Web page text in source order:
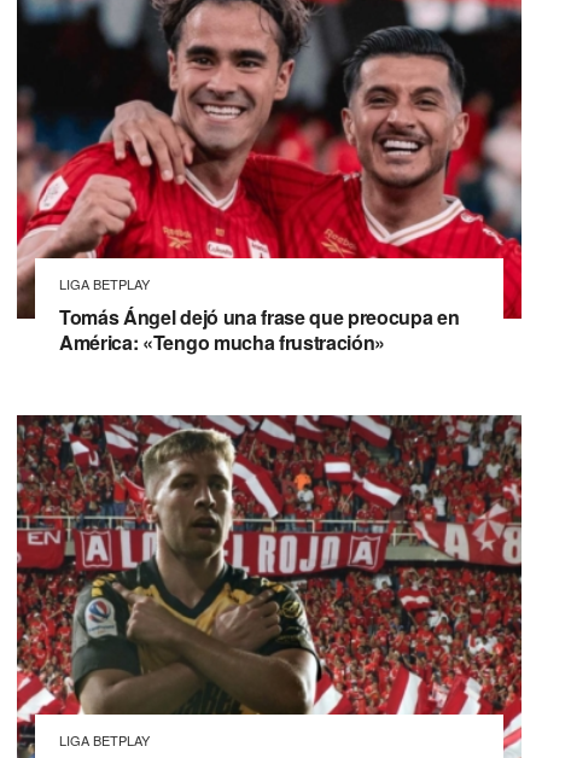
LIGA BETPLAY
Tomás Ángel dejó una frase que preocupa en
América: «Tengo mucha frustración»
LIGA BETPLAY